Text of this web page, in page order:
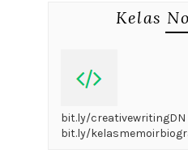
Kelas
bit.ly/
bit.ly/